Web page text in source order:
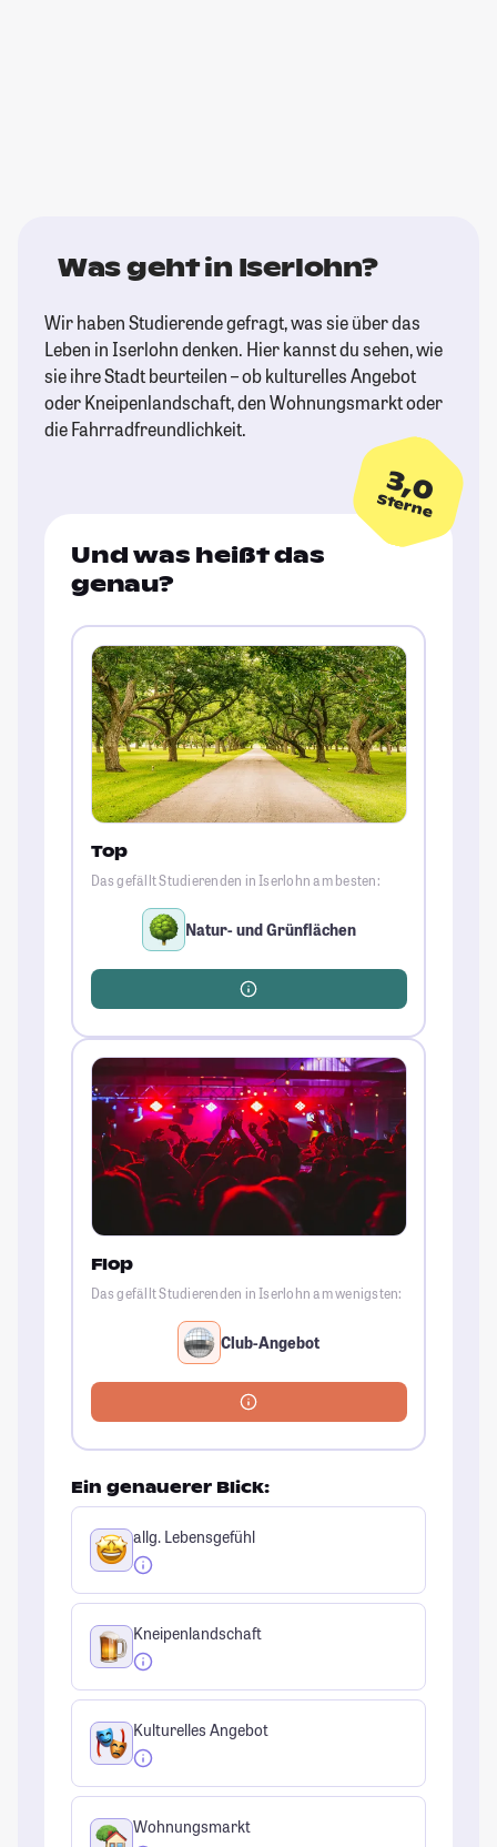
Was geht in Iserlohn?
Wir haben Studierende gefragt, was sie über das
Leben in Iserlohn denken. Hier kannst du sehen, wie
sie ihre Stadt beurteilen – ob kulturelles Angebot
oder Kneipenlandschaft, den Wohnungsmarkt oder
die Fahrradfreundlichkeit.
3,0
Sterne
Und was heißt das
genau?
Top
Das gefällt Studierenden in Iserlohn am besten:
Natur- und Grünflächen
Flop
Das gefällt Studierenden in Iserlohn am wenigsten:
Club-Angebot
Ein genauerer Blick:
allg. Lebensgefühl
Kneipenlandschaft
Kulturelles Angebot
Wohnungsmarkt